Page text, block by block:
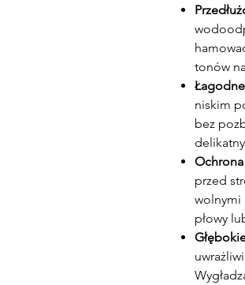
tonów
niskim
bez
przed
wolnymi
płowy